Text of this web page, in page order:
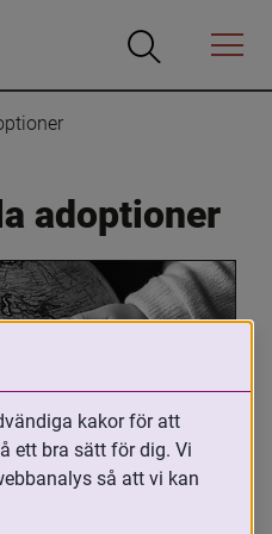
Öppna
Öppna
Menyn
adoptioner
med
kakor för att
ett bra sätt för dig. Vi
så att vi kan